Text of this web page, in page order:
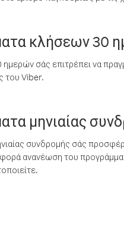
κλήσεων 30
σάς επιτρέπει να
του Viber.
μηνιαίας
συνδρομής σάς
ανανέωση του